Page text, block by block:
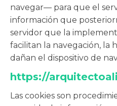
navegar— para que el
información que
servidor que la
facilitan la navegación, la
dañan el dispositivo de
https://
Las cookies son